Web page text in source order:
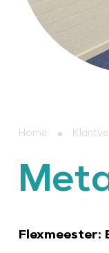
Home
Flexmeester: